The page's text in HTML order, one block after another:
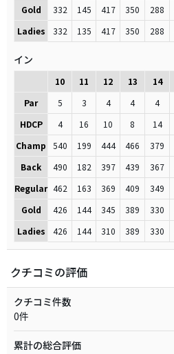
Gold
332 145 417 350 288
Ladies
332 135 417 350 288
イン
10 11 12 13 14
Par
5 3 4 4 4
HDCP
4 16 10 8 14
Champ
540 199 444 466 379
Back
490 182 397 439 367
Regular 462 163 369 409 349
Gold
426 144 345 389 330
Ladies
426 144 310 389 330
クチコミの評価
クチコミ件数
0件
累計の総合評価